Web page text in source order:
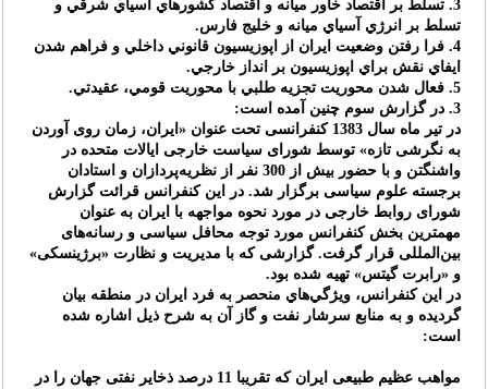
3. تسلط بر اقتصاد خاور ميانه و اقتصاد کشورهاي آسياي شرقي و
تسلط بر انرژي آسياي ميانه و خليج فارس.
4. فرا رفتن وضعيت ايران از اپوزيسيون قانوني داخلي و فراهم شدن
ايفاي نقش براي اپوزيسيون بر انداز خارجي.
5. فعال شدن محوريت تجزيه طلبي با محوريت قومي، عقيدتي.
3. در گزارش سوم چنين آمده است:
در تير ماه سال 1383 كنفرانسى تحت عنوان «ايران، زمان روى آوردن
به نگرشى تازه» توسط شوراى سياست خارجى ايالات متحده در
واشنگتن و با حضور بيش از 300 نفر از نظريه‌پردازان و استادان
برجسته علوم سياسى برگزار شد. در اين كنفرانس قرائت گزارش
شوراى روابط خارجى در مورد نحوه مواجهه با ايران به عنوان
مهمترين بخش كنفرانس مورد توجه محافل سياسى و رسانه‌هاى
بين‌المللى قرار گرفت. گزارشى كه با مديريت و نظارت «برژينسكى»
و «رابرت گيتس» تهيه شده بود.
در اين کنفرانس، ويژگي‌هاي منحصر به فرد ايران در منطقه بيان
گرديده و به منابع سرشار نفت و گاز آن به شرح ذيل اشاره شده
است:
مواهب عظيم طبيعى ايران كه تقريبا 11 درصد ذخاير نفتى جهان را در